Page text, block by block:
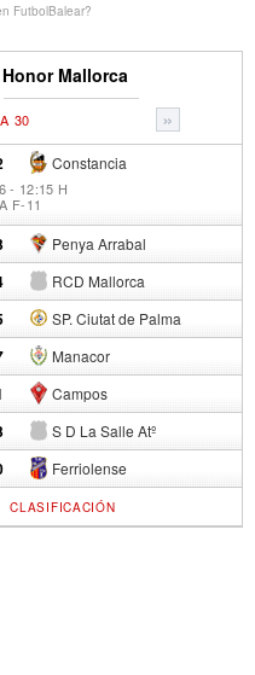
FutbolBalear?
Mallorca
»
30
Constancia
- 12:15 H
F-11
Penya Arrabal
RCD Mallorca
SP. Ciutat de Palma
Manacor
Campos
S D La Salle Atº
Ferriolense
CLASIFICACIÓN